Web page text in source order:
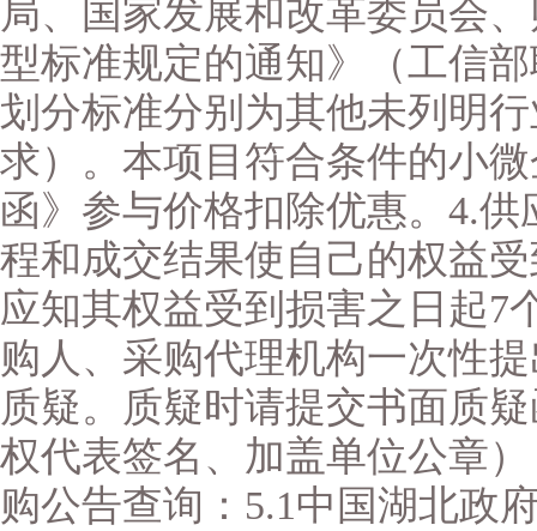
局、国家发展和改革委员会
型标准规定的通知》（工信
划分标准分别为其他未列明
求）。本项目符合条件的小
函》参与价格扣除优惠。4.
程和成交结果使自己的权益
应知其权益受到损害之日起7
购人、采购代理机构一次性
质疑。质疑时请提交书面质
权代表签名、加盖单位公章
购公告查询：5.1中国湖北政